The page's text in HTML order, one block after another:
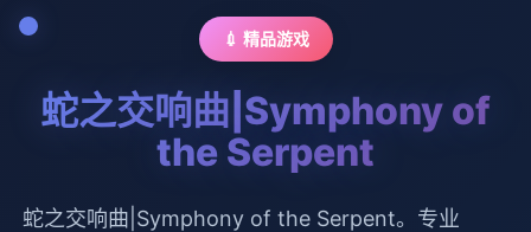
💉 精品游戏
蛇之交响曲|Symphony of
the Serpent
蛇之交响曲|Symphony of the Serpent。专业